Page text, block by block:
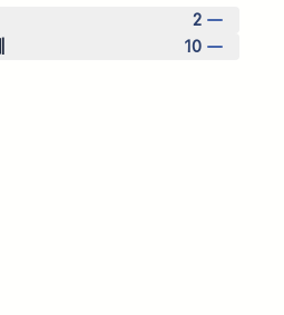
2
10